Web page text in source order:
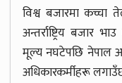
विश्व बजारमा कच्चा
अन्तर्राष्ट्रिय बजार
मूल्य नघटेपछि नेपाल
अधिकारकर्मीहरू